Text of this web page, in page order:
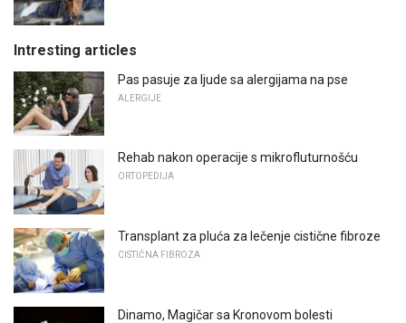
Intresting articles
Pas pasuje za ljude sa alergijama na pse
ALERGIJE
Rehab nakon operacije s mikrofluturnošću
ORTOPEDIJA
Transplant za pluća za lečenje cistične fibroze
CISTIČNA FIBROZA
Dinamo, Magičar sa Kronovom bolesti